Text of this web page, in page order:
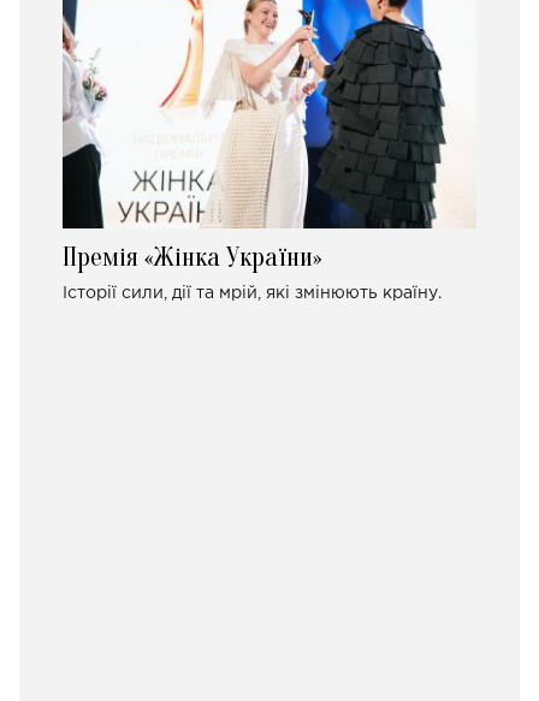
Премія «Жінка України»
Історії сили, дії та мрій, які змінюють країну.